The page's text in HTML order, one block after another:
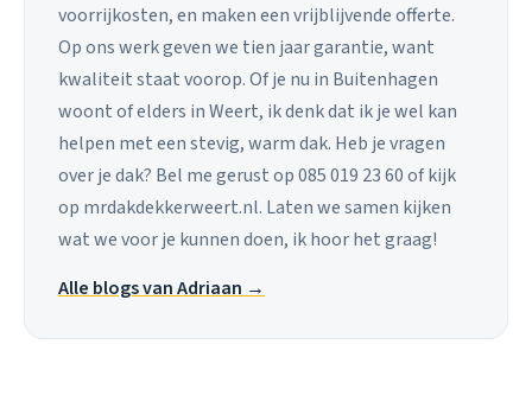
voorrijkosten, en maken een vrijblijvende offerte.
Op ons werk geven we tien jaar garantie, want
kwaliteit staat voorop. Of je nu in Buitenhagen
woont of elders in Weert, ik denk dat ik je wel kan
helpen met een stevig, warm dak. Heb je vragen
over je dak? Bel me gerust op 085 019 23 60 of kijk
op mrdakdekkerweert.nl. Laten we samen kijken
wat we voor je kunnen doen, ik hoor het graag!
Alle blogs van Adriaan →